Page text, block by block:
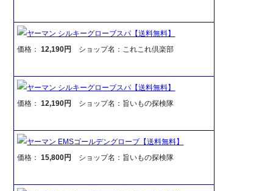
ヤーマン シルキーグローブスパ【送料無料】
価格：12,190円 ショップ名：これこれ倶楽部
ヤーマン シルキーグローブスパ【送料無料】
価格：12,190円 ショップ名：旨いもの探検隊
ヤーマン EMSゴールデングローブ【送料無料】
価格：15,800円 ショップ名：旨いもの探検隊